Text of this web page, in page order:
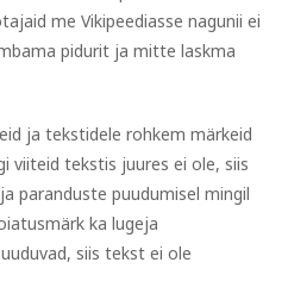
me Vikipeediasse nagunii ei
pidurit ja mitte laskma
ja tekstidele rohkem märkeid
viiteid tekstis juures ei ole, siis
paranduste puudumisel mingil
ka lugeja
siis tekst ei ole